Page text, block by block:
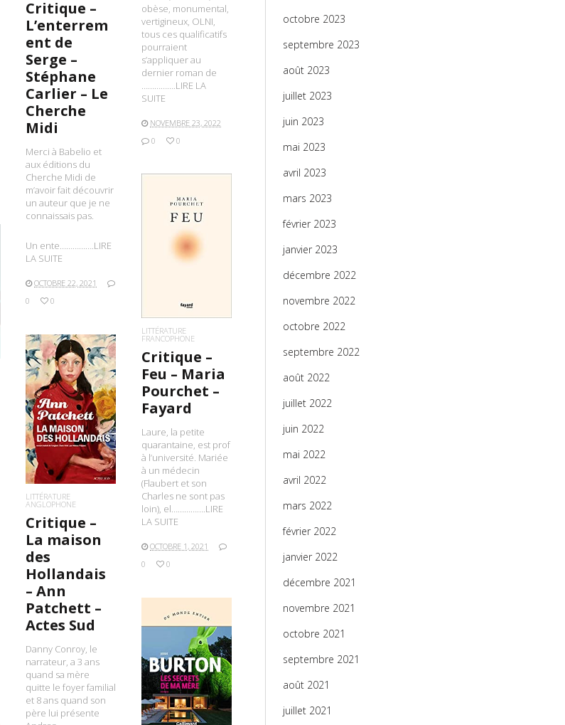
obèse, monumental,
vertigineux, OLNI,
tous ces qualificatifs
pourraient
s’appliquer au
dernier roman de
…………….LIRE LA
SUITE
NOVEMBRE 23, 2022
0
0
Critique –
L’enterrem
ent de
Serge –
Stéphane
Carlier – Le
Cherche
Midi
Merci à Babelio et
aux éditions du
Cherche Midi de
m’avoir fait découvrir
un auteur que je ne
connaissais pas.
Un ente…………….LIRE
LA SUITE
OCTOBRE 22, 2021
0
0
LIRE LA SUITE
LITTÉRATURE
FRANCOPHONE
Critique –
Feu – Maria
Pourchet –
Fayard
Laure, la petite
quarantaine, est prof
à l’université. Mariée
à un médecin
(Flaubert et son
Charles ne sont pas
loin), el…………….LIRE
LA SUITE
OCTOBRE 1, 2021
0
0
LIRE LA SUITE
LITTÉRATURE
ANGLOPHONE
Critique –
La maison
des
Hollandais
– Ann
Patchett –
Actes Sud
Danny Conroy, le
narrateur, a 3 ans
quand sa mère
quitte le foyer familial
et 8 ans quand son
père lui présente
LIRE LA SUITE
octobre 2023
septembre 2023
août 2023
juillet 2023
juin 2023
mai 2023
avril 2023
mars 2023
février 2023
janvier 2023
décembre 2022
novembre 2022
octobre 2022
septembre 2022
août 2022
juillet 2022
juin 2022
mai 2022
avril 2022
mars 2022
février 2022
janvier 2022
décembre 2021
novembre 2021
octobre 2021
septembre 2021
août 2021
juillet 2021